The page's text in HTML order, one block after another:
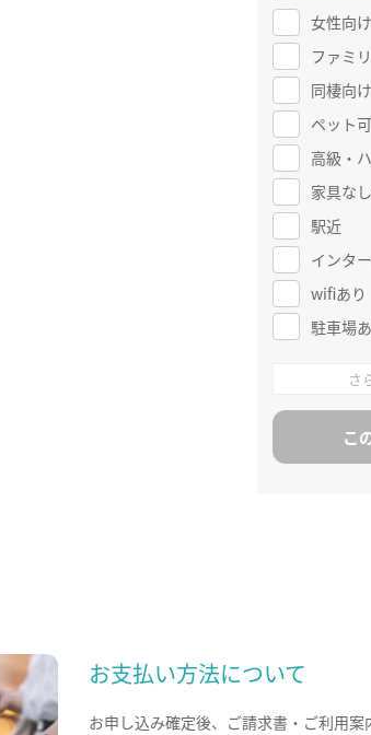
女性向け
ファミ
同棲向け
ペット可
高級・
家具な
駅近
インタ
wifiあり
駐車場
さ
お支払い方法について
お申し込み確定後、ご請求書・ご利用案